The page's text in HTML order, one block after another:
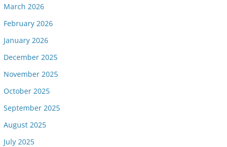
March 2026
February 2026
January 2026
December 2025
November 2025
October 2025
September 2025
August 2025
July 2025